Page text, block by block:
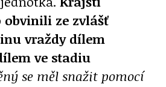
ze zvlášť
vraždy dílem
ve stadiu
se měl snažit pomocí